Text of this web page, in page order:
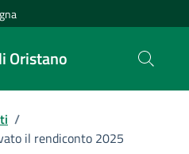
Oristano
/
il rendiconto 2025